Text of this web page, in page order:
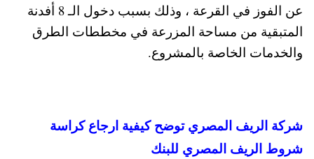
عن الفوز في القرعة ، وذلك بسبب دخول الـ 8 أفدنة
المتبقية من مساحة المزرعة في مخططات الطرق
والخدمات الخاصة بالمشروع.
شركة الريف المصري توضح كيفية ارجاع كراسة
شروط الريف المصري للبنك